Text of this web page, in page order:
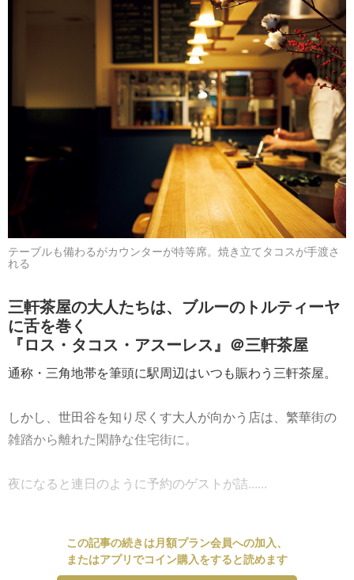
テーブルも備わるがカウンターが特等席。焼き立てタコスが手渡さ
れる
三軒茶屋の大人たちは、ブルーのトルティーヤ
に舌を巻く
『ロス・タコス・アスーレス』＠三軒茶屋
通称・三角地帯を筆頭に駅周辺はいつも賑わう三軒茶屋。
しかし、世田谷を知り尽くす大人が向かう店は、繁華街の
雑踏から離れた閑静な住宅街に。
夜になると連日のように予約のゲストが詰......
この記事の続きは月額プラン会員への加入、
またはアプリでコイン購入をすると読めます